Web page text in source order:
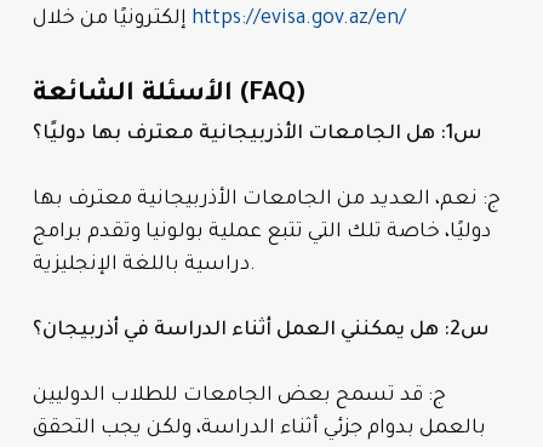
https://evisa.gov.az/en/
الأسئلة الشائعة (FAQ)
س1: هل الجامعات الأذربيجانية معترف بها دوليًا؟
ج: نعم، العديد من الجامعات الأذربيجانية معترف بها
دوليًا، خاصة تلك التي تتبع عملية بولونيا وتقدم برامج
دراسية باللغة الإنجليزية.
س2: هل يمكنني العمل أثناء الدراسة في أذربيجان؟
ج: قد تسمح بعض الجامعات للطلاب الدوليين
بالعمل بدوام جزئي أثناء الدراسة، ولكن يجب التحقق